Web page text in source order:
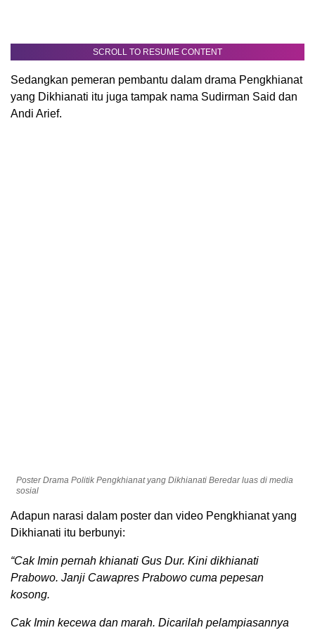
SCROLL TO RESUME CONTENT
Sedangkan pemeran pembantu dalam drama Pengkhianat
yang Dikhianati itu juga tampak nama Sudirman Said dan
Andi Arief.
Poster Drama Politik Pengkhianat yang Dikhianati Beredar luas di media
sosial
Adapun narasi dalam poster dan video Pengkhianat yang
Dikhianati itu berbunyi:
“Cak Imin pernah khianati Gus Dur. Kini dikhianati
Prabowo. Janji Cawapres Prabowo cuma pepesan
kosong.
Cak Imin kecewa dan marah. Dicarilah pelampiasannya